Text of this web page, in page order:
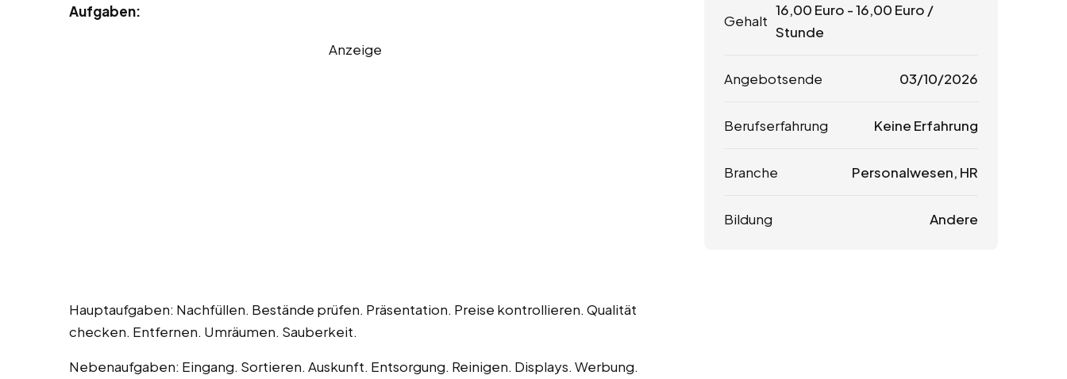
Aufgaben:
Anzeige
Hauptaufgaben: Nachfüllen. Bestände prüfen. Präsentation. Preise kontrollieren. Qualität
checken. Entfernen. Umräumen. Sauberkeit.
Nebenaufgaben: Eingang. Sortieren. Auskunft. Entsorgung. Reinigen. Displays. Werbung.
Gehalt
16,00 Euro -16,00 Euro /
Stunde
Angebotsende 03/10/2026
Berufserfahrung Keine Erfahrung
Branche Personalwesen, HR
Bildung Andere